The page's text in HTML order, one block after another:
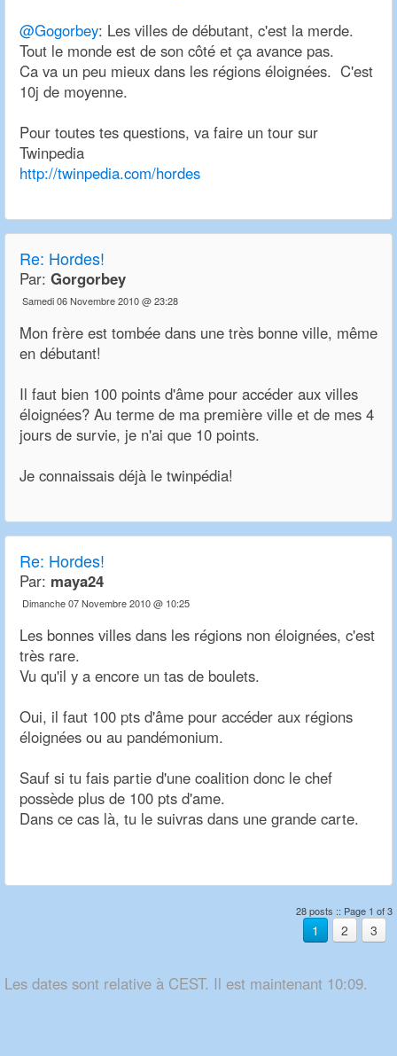
@Gogorbey: Les villes de débutant, c'est la merde.
Tout le monde est de son côté et ça avance pas.
Ca va un peu mieux dans les régions éloignées. C'est
10j de moyenne.
Pour toutes tes questions, va faire un tour sur
Twinpedia
http://twinpedia.com/hordes
Re: Hordes!
Par: Gorgorbey
Samedi 06 Novembre 2010 @ 23:28
Mon frère est tombée dans une très bonne ville, même
en débutant!
Il faut bien 100 points d'âme pour accéder aux villes
éloignées? Au terme de ma première ville et de mes 4
jours de survie, je n'ai que 10 points.
Je connaissais déjà le twinpédia!
Re: Hordes!
Par: maya24
Dimanche 07 Novembre 2010 @ 10:25
Les bonnes villes dans les régions non éloignées, c'est
très rare.
Vu qu'il y a encore un tas de boulets.
Oui, il faut 100 pts d'âme pour accéder aux régions
éloignées ou au pandémonium.
Sauf si tu fais partie d'une coalition donc le chef
possède plus de 100 pts d'ame.
Dans ce cas là, tu le suivras dans une grande carte.
28 posts :: Page 1 of 3
1 2 3
Les dates sont relative à CEST. Il est maintenant 10:09.